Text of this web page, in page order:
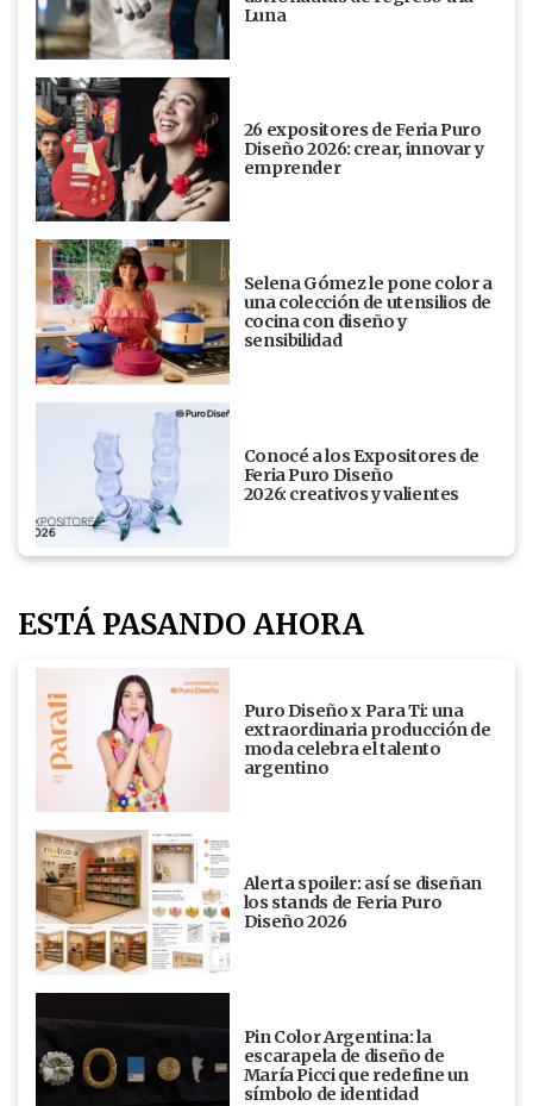
Luna
26 expositores de Feria Puro
Diseño 2026: crear, innovar y
emprender
Selena Gómez le pone color a
una colección de utensilios de
cocina con diseño y
sensibilidad
Conocé a los Expositores de
Feria Puro Diseño
2026: creativos y valientes
ESTÁ PASANDO AHORA
Puro Diseño x Para Ti: una
extraordinaria producción de
moda celebra el talento
argentino
Alerta spoiler: así se diseñan
los stands de Feria Puro
Diseño 2026
Pin Color Argentina: la
escarapela de diseño de
María Picci que redefine un
símbolo de identidad